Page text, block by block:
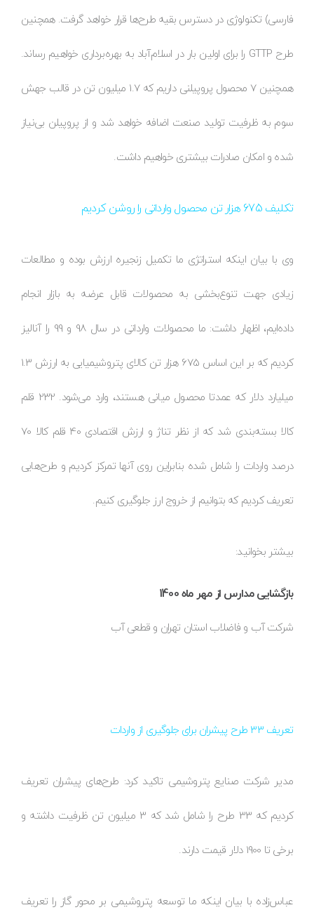
فارسی) تکنولوژی در دسترس بقیه طرح‌ها قرار خواهد گرفت. همچنین
طرح GTTP را برای اولین بار در اسلام‌آباد به بهره‌برداری خواهیم رساند.
همچنین 7 محصول پروپیلنی داریم که 1.7 میلیون تن در قالب جهش
سوم به ظرفیت تولید صنعت اضافه خواهد شد و از پروپیلن بی‌نیاز
شده و امکان صادرات بیشتری خواهیم داشت.
تکلیف 675 هزار تن محصول وارداتی را روشن کردیم
وی با بیان اینکه استراتژی ما تکمیل زنجیره ارزش بوده و مطالعات
زیادی جهت تنوع‌بخشی به محصولات قابل عرضه به بازار انجام
داده‌ایم، اظهار داشت: ما محصولات وارداتی در سال 98 و 99 را آنالیز
کردیم که بر این اساس 675 هزار تن کالای پتروشیمیایی به ارزش 1.3
میلیارد دلار که عمدتا محصول میانی هستند، وارد می‌شود. 232 قلم
کالا بسته‌بندی شد که از نظر تناژ و ارزش اقتصادی 40 قلم کالا 70
درصد واردات را شامل شده بنابراین روی آنها تمرکز کردیم و طرح‌هایی
تعریف کردیم که بتوانیم از خروج ارز جلوگیری کنیم.
بیشتر بخوانید:
بازگشایی مدارس از مهر ماه 1400
شرکت آب و فاضلاب استان تهران و قطعی آب
تعریف 33 طرح پیشران برای جلوگیری از واردات
مدیر شرکت صنایع پتروشیمی تاکید کرد: طرح‌های پیشران تعریف
کردیم که 33 طرح را شامل شد که 3 میلیون تن ظرفیت داشته و
برخی تا 1900 دلار قیمت دارند.
عباس‌زاده با بیان اینکه ما توسعه پتروشیمی بر محور گاز را تعریف